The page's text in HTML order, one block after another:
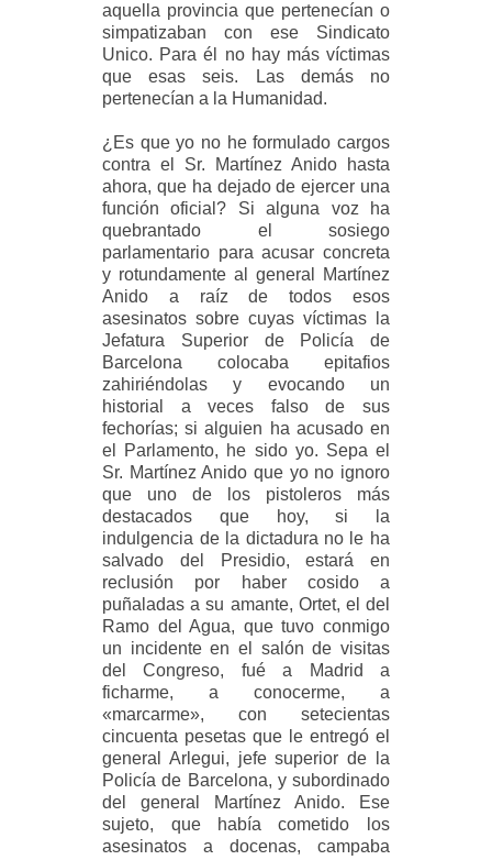
aquella provincia que pertenecían o
simpatizaban con ese Sindicato
Unico. Para él no hay más víctimas
que esas seis. Las demás no
pertenecían a la Humanidad.
¿Es que yo no he formulado cargos
contra el Sr. Martínez Anido hasta
ahora, que ha dejado de ejercer una
función oficial? Si alguna voz ha
quebrantado el sosiego
parlamentario para acusar concreta
y rotundamente al general Martínez
Anido a raíz de todos esos
asesinatos sobre cuyas víctimas la
Jefatura Superior de Policía de
Barcelona colocaba epitafios
zahiriéndolas y evocando un
historial a veces falso de sus
fechorías; si alguien ha acusado en
el Parlamento, he sido yo. Sepa el
Sr. Martínez Anido que yo no ignoro
que uno de los pistoleros más
destacados que hoy, si la
indulgencia de la dictadura no le ha
salvado del Presidio, estará en
reclusión por haber cosido a
puñaladas a su amante, Ortet, el del
Ramo del Agua, que tuvo conmigo
un incidente en el salón de visitas
del Congreso, fué a Madrid a
ficharme, a conocerme, a
«marcarme», con setecientas
cincuenta pesetas que le entregó el
general Arlegui, jefe superior de la
Policía de Barcelona, y subordinado
del general Martínez Anido. Ese
sujeto, que había cometido los
asesinatos a docenas, campaba